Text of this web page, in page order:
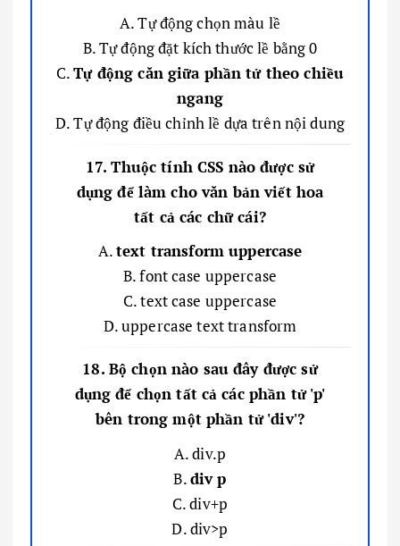
A. Tự động chọn màu lề
B. Tự động đặt kích thước lề bằng 0
C.Tự động căn giữa phần tử theo chiều
ngang
D. Tự động điều chỉnh lề dựa trên nội dung
17. Thuộc tính CSS nào được sử
dụng để làm cho văn bản viết hoa
tất cả các chữ cái?
A.text transform uppercase
B. font case uppercase
C. text case uppercase
D. uppercase text transform
18. Bộ chọn nào sau đây được sử
dụng để chọn tất cả các phần tử 'p'
bên trong một phần tử 'div'?
A. div.p
B.div p
C. div+p
D. div>p